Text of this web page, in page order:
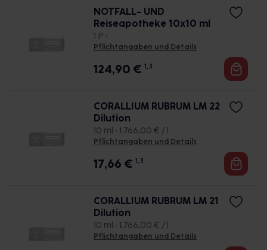
NOTFALL- UND
Reiseapotheke 10x10 ml
1 P •
Pflichtangaben und Details
124,90 € 1, 3
CORALLIUM RUBRUM LM 22
Dilution
10 ml • 1.766,00 € / l
Pflichtangaben und Details
17,66 € 1, 3
CORALLIUM RUBRUM LM 21
Dilution
10 ml • 1.766,00 € / l
Pflichtangaben und Details